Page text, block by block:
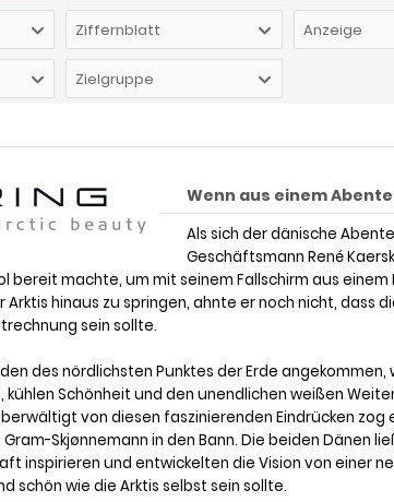
Ziffernblatt Anzeige
Zielgruppe
Wenn aus einem
Als sich der dänische
Geschäftsmann René
bereit machte, um mit seinem Fallschirm aus einem
Arktis hinaus zu springen, ahnte er noch nicht, dass
sein sollte.
des nördlichsten Punktes der Erde angekommen,
kühlen Schönheit und den unendlichen weißen
von diesen faszinierenden Eindrücken
Skjønnemann in den Bann. Die beiden Dänen
inspirieren und entwickelten die Vision von einer
schön wie die Arktis selbst sein sollte.